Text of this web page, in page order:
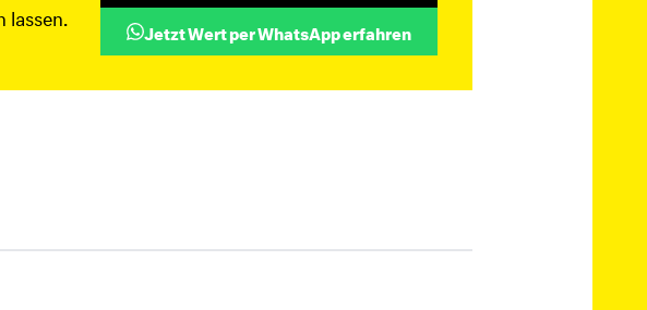
Jetzt Wert per WhatsApp erfahren